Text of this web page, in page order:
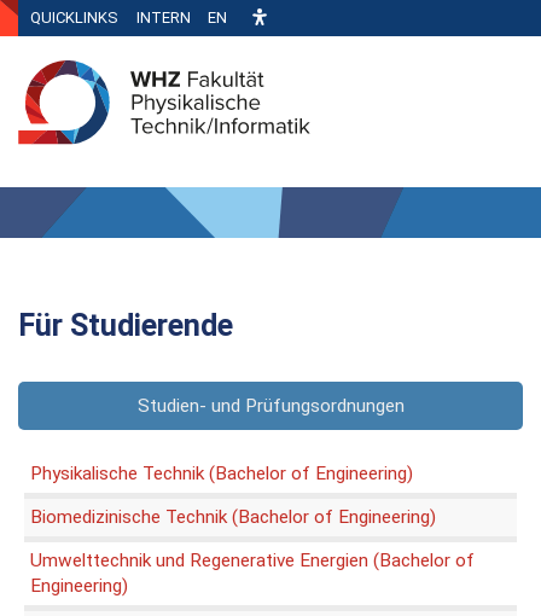
QUICKLINKS INTERN EN
Für Studierende
Studien- und Prüfungsordnungen
Physikalische Technik (Bachelor of Engineering)
Biomedizinische Technik (Bachelor of Engineering)
Umwelttechnik und Regenerative Energien (Bachelor of
Engineering)